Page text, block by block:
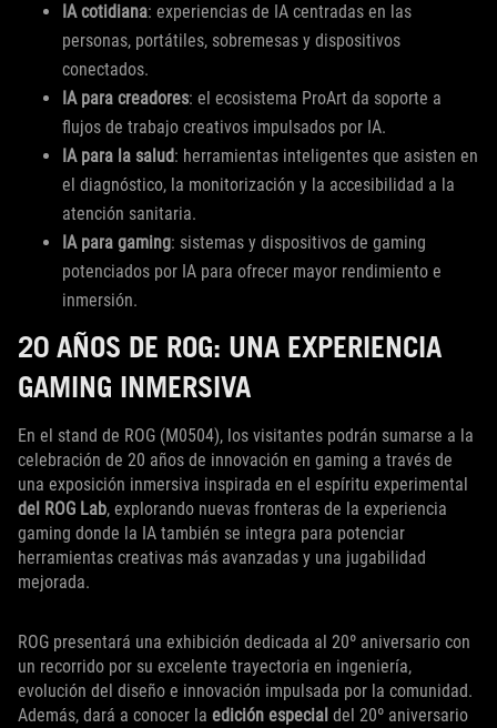
IA cotidiana: experiencias de IA centradas en las
personas, portátiles, sobremesas y dispositivos
conectados.
IA para creadores: el ecosistema ProArt da soporte a
flujos de trabajo creativos impulsados por IA.
IA para la salud: herramientas inteligentes que asisten en
el diagnóstico, la monitorización y la accesibilidad a la
atención sanitaria.
IA para gaming: sistemas y dispositivos de gaming
potenciados por IA para ofrecer mayor rendimiento e
inmersión.
20 AÑOS DE ROG: UNA EXPERIENCIA
GAMING INMERSIVA
En el stand de ROG (M0504), los visitantes podrán sumarse a la
celebración de 20 años de innovación en gaming a través de
una exposición inmersiva inspirada en el espíritu experimental
del ROG Lab, explorando nuevas fronteras de la experiencia
gaming donde la IA también se integra para potenciar
herramientas creativas más avanzadas y una jugabilidad
mejorada.
ROG presentará una exhibición dedicada al 20º aniversario con
un recorrido por su excelente trayectoria en ingeniería,
evolución del diseño e innovación impulsada por la comunidad.
Además, dará a conocer la edición especial del 20º aniversario